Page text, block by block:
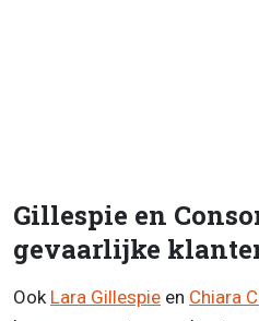
Gillespie en
gevaarlijke
Ook Lara Gillespie en Chiara